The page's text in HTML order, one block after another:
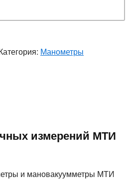
Манометры
измерений МТИ
и мановакуумметры МТИ